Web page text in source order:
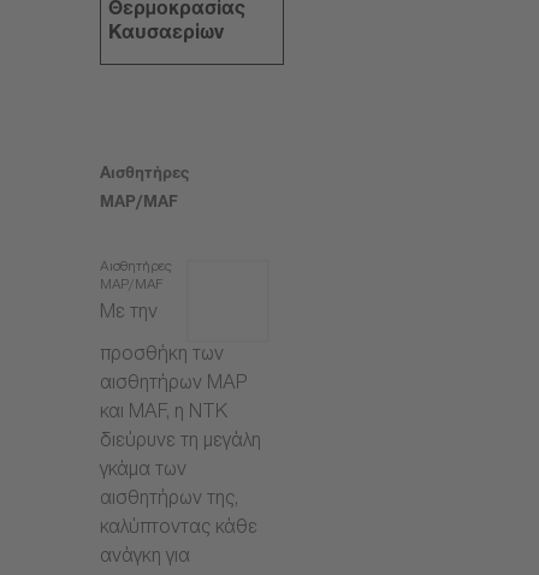
Θερμοκρασίας
Καυσαερίων
Αισθητήρες
MAP/MAF
Αισθητήρες
MAP/MAF
Με την
προσθήκη των
αισθητήρων MAP
και MAF, η NTK
διεύρυνε τη μεγάλη
γκάμα των
αισθητήρων της,
καλύπτοντας κάθε
ανάγκη για